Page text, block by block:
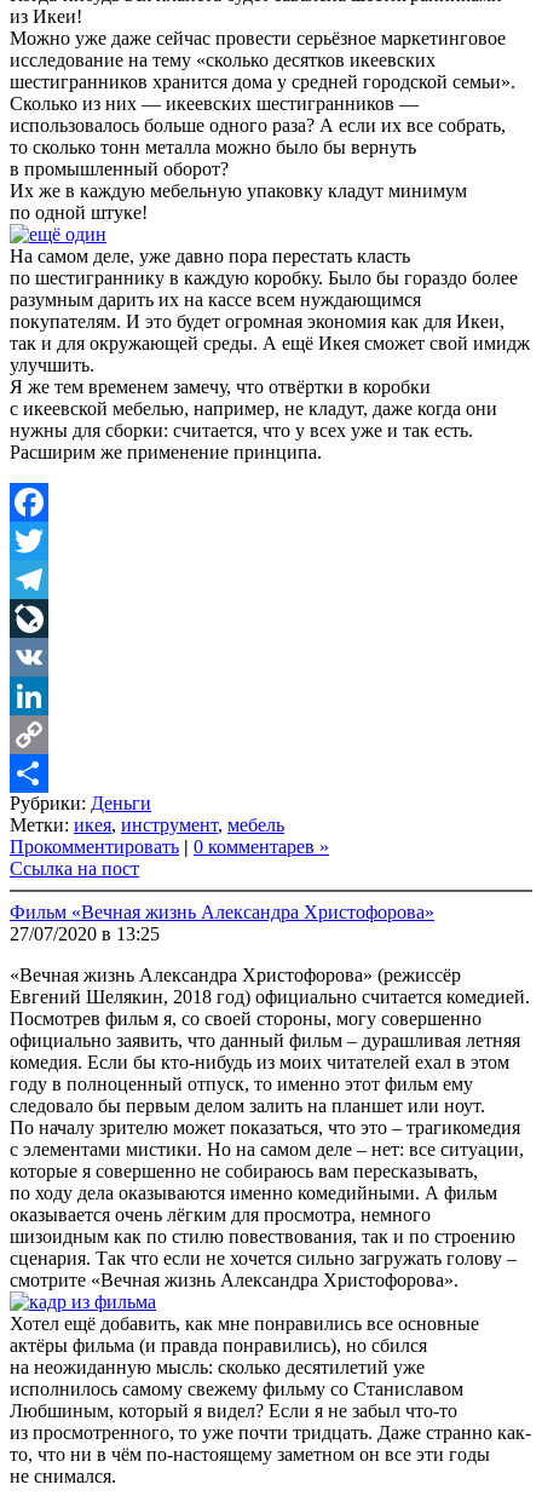
из Икеи!
Можно уже даже сейчас провести серьёзное маркетинговое
исследование на тему «сколько десятков икеевских
шестигранников хранится дома у средней городской семьи».
Сколько из них — икеевских шестигранников —
использовалось больше одного раза? А если их все собрать,
то сколько тонн металла можно было бы вернуть
в промышленный оборот?
Их же в каждую мебельную упаковку кладут минимум
по одной штуке!
На самом деле, уже давно пора перестать класть
по шестиграннику в каждую коробку. Было бы гораздо более
разумным дарить их на кассе всем нуждающимся
покупателям. И это будет огромная экономия как для Икеи,
так и для окружающей среды. А ещё Икея сможет свой имидж
улучшить.
Я же тем временем замечу, что отвёртки в коробки
с икеевской мебелью, например, не кладут, даже когда они
нужны для сборки: считается, что у всех уже и так есть.
Расширим же применение принципа.
Facebook
Twitter
Telegram
LiveJournal
VK
LinkedIn
Copy
Link
Share
Рубрики: Деньги
Метки: икея, инструмент, мебель
Прокомментировать | 0 комментарев »
Ссылка на пост
Фильм «Вечная жизнь Александра Христофорова»
27/07/2020 в 13:25
«Вечная жизнь Александра Христофорова» (режиссёр
Евгений Шелякин, 2018 год) официально считается комедией.
Посмотрев фильм я, со своей стороны, могу совершенно
официально заявить, что данный фильм – дурашливая летняя
комедия. Если бы кто-нибудь из моих читателей ехал в этом
году в полноценный отпуск, то именно этот фильм ему
следовало бы первым делом залить на планшет или ноут.
По началу зрителю может показаться, что это – трагикомедия
с элементами мистики. Но на самом деле – нет: все ситуации,
которые я совершенно не собираюсь вам пересказывать,
по ходу дела оказываются именно комедийными. А фильм
оказывается очень лёгким для просмотра, немного
шизоидным как по стилю повествования, так и по строению
сценария. Так что если не хочется сильно загружать голову –
смотрите «Вечная жизнь Александра Христофорова».
Хотел ещё добавить, как мне понравились все основные
актёры фильма (и правда понравились), но сбился
на неожиданную мысль: сколько десятилетий уже
исполнилось самому свежему фильму со Станиславом
Любшиным, который я видел? Если я не забыл что-то
из просмотренного, то уже почти тридцать. Даже странно как-
то, что ни в чём по-настоящему заметном он все эти годы
не снимался.